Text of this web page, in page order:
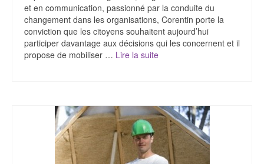
et en communication, passionné par la conduite du
changement dans les organisations, Corentin porte la
conviction que les citoyens souhaitent aujourd’hui
participer davantage aux décisions qui les concernent et il
propose de mobiliser … Lire la suite­­